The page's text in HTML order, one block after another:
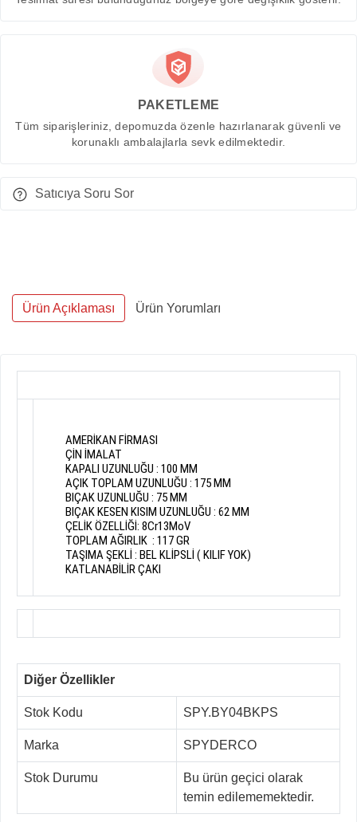
PAKETLEME
Tüm siparişleriniz, depomuzda özenle hazırlanarak güvenli ve
korunaklı ambalajlarla sevk edilmektedir.
Satıcıya Soru Sor
Ürün Açıklaması Ürün Yorumları
AMERİKAN FİRMASI
ÇİN İMALAT
KAPALI UZUNLUĞU : 100 MM
AÇIK TOPLAM UZUNLUĞU : 175 MM
BIÇAK UZUNLUĞU : 75 MM
BIÇAK KESEN KISIM UZUNLUĞU : 62 MM
ÇELİK ÖZELLİĞİ: 8Cr13MoV
TOPLAM AĞIRLIK : 117 GR
TAŞIMA ŞEKLİ : BEL KLİPSLİ ( KILIF YOK)
KATLANABİLİR ÇAKI
Diğer Özellikler
Stok Kodu SPY.BY04BKPS
Marka SPYDERCO
Stok Durumu
Bu ürün geçici olarak
temin edilememektedir.